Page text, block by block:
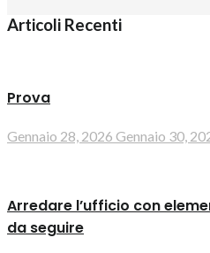
Articoli Recenti
Prova
Gennaio 28, 2026 Gennaio 30,
Arredare l’ufficio con
da seguire